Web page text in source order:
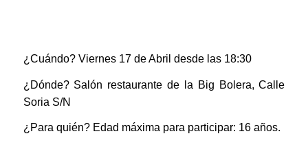
¿Cuándo? Viernes 17 de Abril desde las 18:30
¿Dónde? Salón restaurante de la Big Bolera, Calle
Soria S/N
¿Para quién? Edad máxima para participar: 16 años.